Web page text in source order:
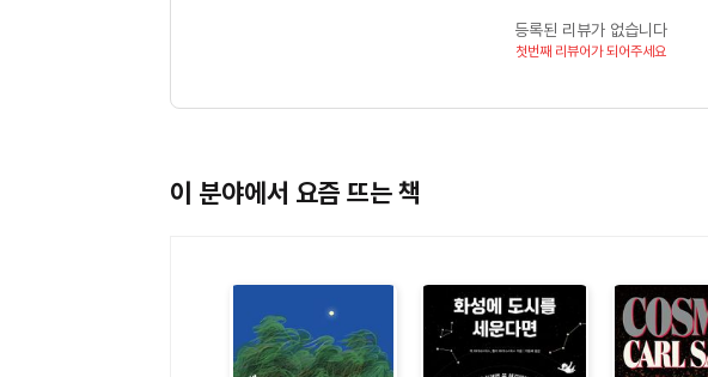
등록된 리뷰가 없습니다
첫번째 리뷰어가 되어주세요
이 분야에서 요즘 뜨는 책